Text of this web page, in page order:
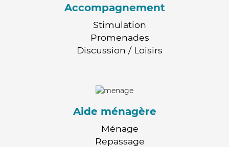
Accompagnement
Stimulation
Promenades
Discussion / Loisirs
Aide ménagère
Ménage
Repassage